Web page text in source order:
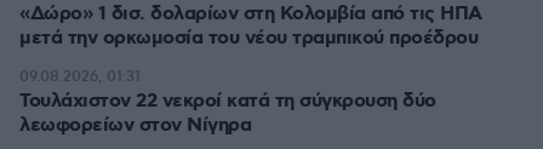
«Δώρο» 1 δισ. δολαρίων στη Κολομβία από τις ΗΠΑ
μετά την ορκωμοσία του νέου τραμπικού προέδρου
Τουλάχιστον 22 νεκροί κατά τη σύγκρουση δύο
λεωφορείων στον Νίγηρα
09.08.2026, 01:31